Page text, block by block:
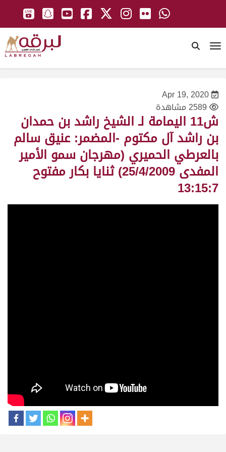
Apr 19, 2020
2589 مشاهدة
ش11 اليمامة لـ الشيخ راشد بن حمدان
بن راشد آل مكتوم -المضمر: عنيق سالم
بالعرطي الحميري (مهرجان سمو الأمير
المفدى 25/4/2009) ثنايا بكار مفتوح
13:15:7